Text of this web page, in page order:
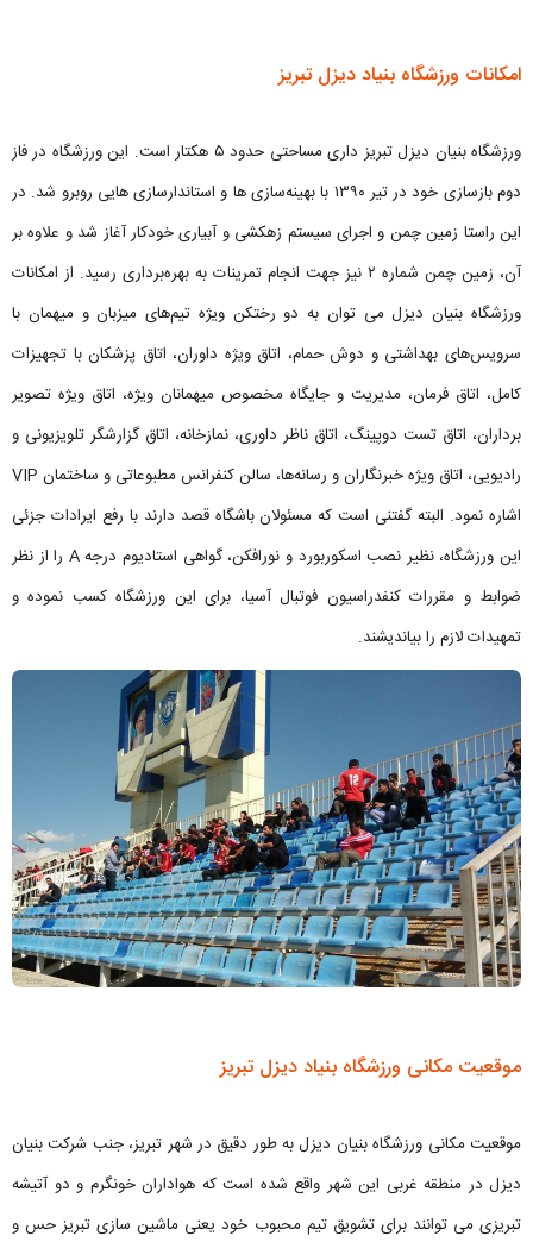
امکانات ورزشگاه بنیاد دیزل تبریز
ورزشگاه بنیان دیزل تبریز داری مساحتی حدود ۵ هکتار است. این ورزشگاه در فاز
دوم بازسازی خود در تیر ۱۳۹۰ با بهینه‌سازی ها و استاندارسازی هایی روبرو شد. در
این راستا زمین چمن و اجرای سیستم زهکشی و آبیاری خودکار آغاز شد و علاوه بر
آن، زمین چمن شماره ۲ نیز جهت انجام تمرینات به بهره‌برداری رسید. از امکانات
ورزشگاه بنیان دیزل می توان به دو رختکن ویژه تیم‌های میزبان و میهمان با
سرویس‌های بهداشتی و دوش حمام، اتاق ویژه داوران، اتاق پزشکان با تجهیزات
کامل، اتاق فرمان، مدیریت و جایگاه مخصوص میهمانان ویژه، اتاق ویژه تصویر
برداران، اتاق تست دوپینگ، اتاق ناظر داوری، نمازخانه، اتاق گزارشگر تلویزیونی و
رادیویی، اتاق ویژه خبرنگاران و رسانه‌ها، سالن کنفرانس مطبوعاتی و ساختمان VIP
اشاره نمود. البته گفتنی است که مسئولان باشگاه قصد دارند با رفع ایرادات جزئی
این ورزشگاه، نظیر نصب اسکوربورد و نورافکن، گواهی استادیوم درجه A را از نظر
ضوابط و مقررات کنفدراسیون فوتبال آسیا، برای این ورزشگاه کسب نموده و
تمهیدات لازم را بیاندیشند.
موقعیت مکانی ورزشگاه بنیاد دیزل تبریز
موقعیت مکانی ورزشگاه بنیان دیزل به طور دقیق در شهر تبریز، جنب شرکت بنیان
دیزل در منطقه غربی این شهر واقع شده است که هواداران خونگرم و دو آتیشه
تبریزی می توانند برای تشویق تیم محبوب خود یعنی ماشین سازی تبریز حس و